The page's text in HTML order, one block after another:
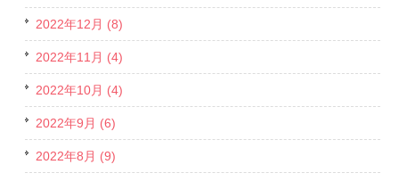
2022年12月 (8)
2022年11月 (4)
2022年10月 (4)
2022年9月 (6)
2022年8月 (9)